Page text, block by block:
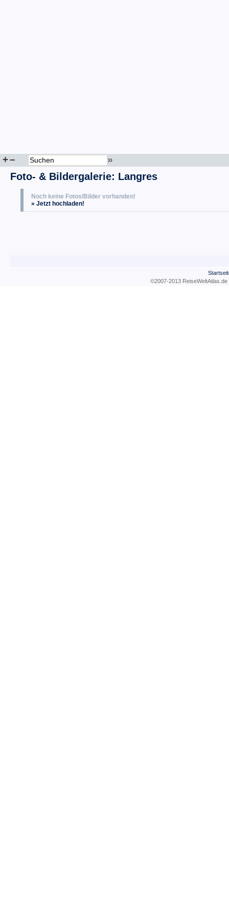
+– »
Foto- & Bildergalerie: Langres
Noch keine Fotos/Bilder vorhanden!
» Jetzt hochladen!
©2007-2013